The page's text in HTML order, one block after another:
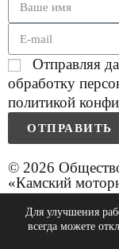
Отправляя
обработку
политикой
ОТПРАВИТЬ
© 2026
«Камский
Для улучшения
всегда можете